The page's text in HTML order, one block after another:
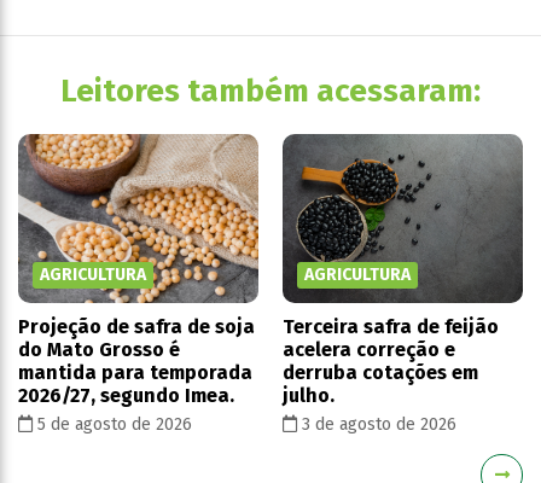
Leitores também acessaram:
AGRICULTURA
Projeção de safra de soja
do Mato Grosso é
mantida para temporada
2026/27, segundo Imea.
5 de agosto de 2026
AGRICULTURA
Terceira safra de feijão
acelera correção e
derruba cotações em
julho.
3 de agosto de 2026